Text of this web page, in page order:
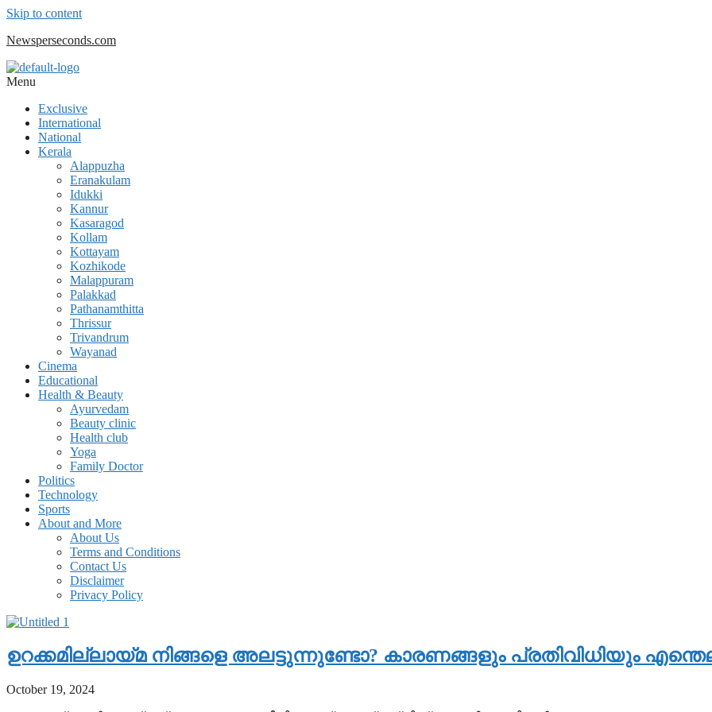
Skip to content
Newsperseconds.com
Menu
Exclusive
International
National
Kerala
Alappuzha
Eranakulam
Idukki
Kannur
Kasaragod
Kollam
Kottayam
Kozhikode
Malappuram
Palakkad
Pathanamthitta
Thrissur
Trivandrum
Wayanad
Cinema
Educational
Health & Beauty
Ayurvedam
Beauty clinic
Health club
Yoga
Family Doctor
Politics
Technology
Sports
About and More
About Us
Terms and Conditions
Contact Us
Disclaimer
Privacy Policy
ഉറക്കമില്ലായ്മ നിങ്ങളെ അലട്ടുന്നുണ്ടോ? കാരണങ്ങളും പ്രതിവിധിയും
October 19, 2024